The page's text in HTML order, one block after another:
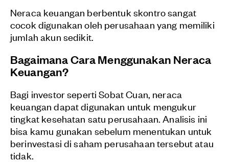
Neraca keuangan berbentuk skontro sangat
cocok digunakan oleh perusahaan yang memiliki
jumlah akun sedikit.
Bagaimana Cara Menggunakan Neraca
Keuangan?
Bagi investor seperti Sobat Cuan, neraca
keuangan dapat digunakan untuk mengukur
tingkat kesehatan satu perusahaan. Analisis ini
bisa kamu gunakan sebelum menentukan untuk
berinvestasi di saham perusahaan tersebut atau
tidak.